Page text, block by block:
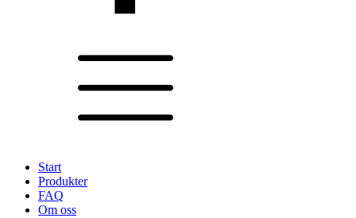
Start
Produkter
FAQ
Om oss